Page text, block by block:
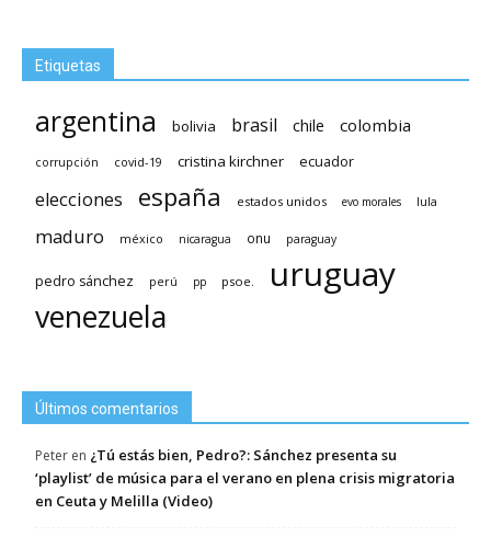
Etiquetas
argentina bolivia brasil chile colombia
corrupción covid-19 cristina kirchner ecuador
elecciones españa estados unidos evo morales lula
maduro méxico nicaragua onu paraguay
pedro sánchez perú pp psoe. uruguay
venezuela
Últimos comentarios
Peter en ¿Tú estás bien, Pedro?: Sánchez presenta su
‘playlist’ de música para el verano en plena crisis migratoria
en Ceuta y Melilla (Video)